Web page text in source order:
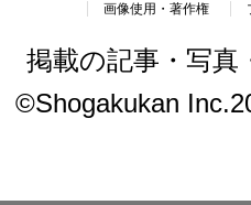
画像使用・著作権
掲載の記事・写
©Shogakukan